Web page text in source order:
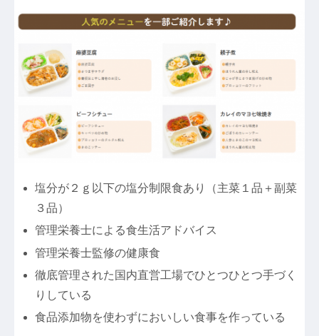
塩分が２ｇ以下の塩分制限食あり（主菜１品＋副菜
３品）
管理栄養士による食生活アドバイス
管理栄養士監修の健康食
徹底管理された国内直営工場でひとつひとつ手づく
りしている
食品添加物を使わずにおいしい食事を作っている